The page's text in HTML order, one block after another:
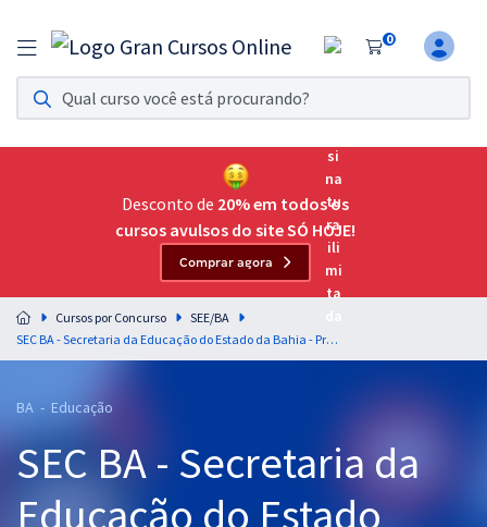
0
Assinatura Ilimitada 11
Acesso a todos os cursos. Teste grátis por 7 dias!
Assinatura OAB Até Passar
Acesso ilimitado a toda preparação para o Exame da
Residências Multiprofissionais
Preparação completa e intensiva para as principais
residências em saúde do Brasil
Cursos 20% OFF
Pós
Desconto de 20% em todos os
cursos avulsos do site SÓ HOJE!
Comprar agora
Cursos por Concurso
SEE/BA
SEC BA - Secretaria da Educação do Estado da Bahia - Professor da Educação Básica Temporário - Sociologia
BA - Educação
SEC BA - Secretaria da
Educação do Estado